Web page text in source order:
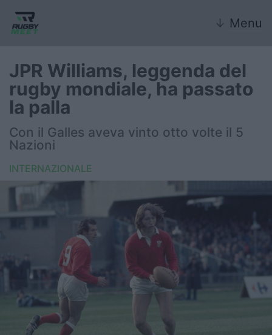
↓ Menu
Nazionale
Nazionali giovanili
FIR
Internazionale
6 Nazioni
United Rugby Championship
Top14
Premiership
JPR Williams, leggenda del
rugby mondiale, ha passato
la palla
Con il Galles aveva vinto otto volte il 5
Nazioni
INTERNAZIONALE